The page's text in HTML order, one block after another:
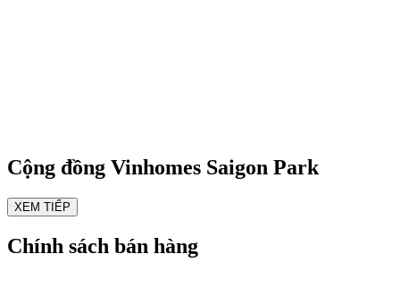
Cộng đồng Vinhomes Saigon Park
XEM TIẾP
Chính sách bán hàng